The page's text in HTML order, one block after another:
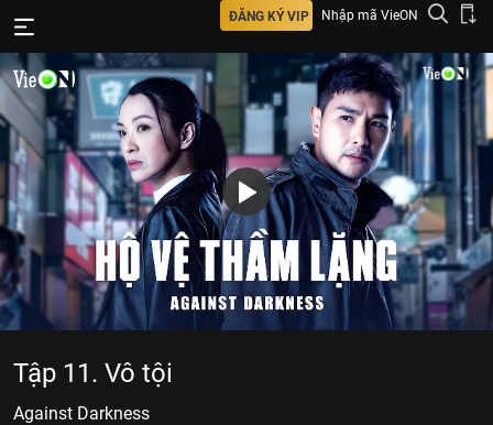
ĐĂNG KÝ VIP Nhập mã VieON
Tập 11. Vô tội
Against Darkness